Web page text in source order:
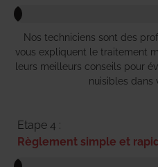
Nos techniciens sont des
vous expliquent le traitement
leurs meilleurs conseils pour
nuisibles dans
Etape 4 :
Règlement simple et